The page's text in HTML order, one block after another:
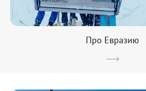
Про Евразию